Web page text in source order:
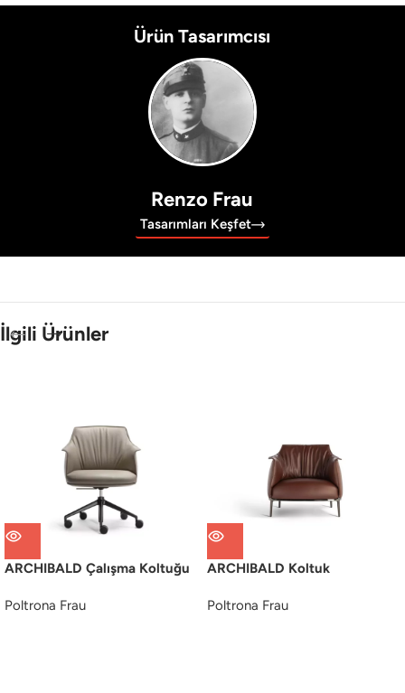
Ürün Tasarımcısı
Renzo Frau
Tasarımları Keşfet
İlgili Ürünler
ARCHIBALD Çalışma Koltuğu
Poltrona Frau
ARCHIBALD Koltuk
Poltrona Frau